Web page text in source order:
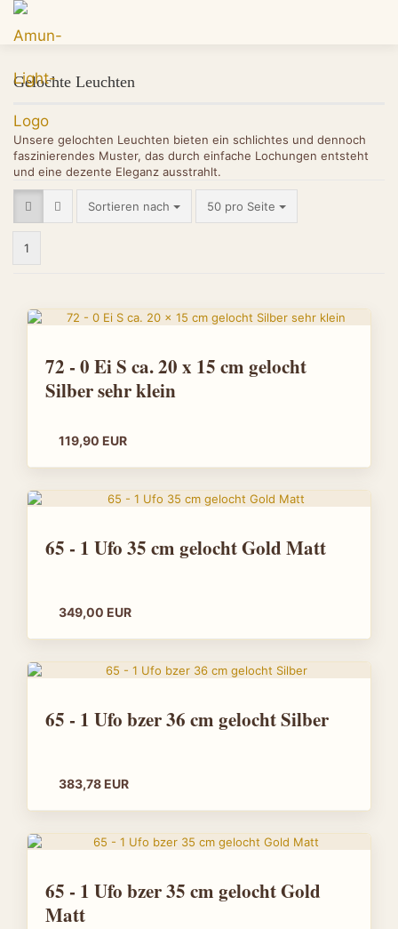
Gelochte Leuchten
Unsere gelochten Leuchten bieten ein schlichtes und dennoch
faszinierendes Muster, das durch einfache Lochungen entsteht
und eine dezente Eleganz ausstrahlt.
Sortieren nach 50 pro Seite
1
72 - 0 Ei S ca. 20 x 15 cm gelocht
Silber sehr klein
119,90 EUR
65 - 1 Ufo 35 cm gelocht Gold Matt
349,00 EUR
65 - 1 Ufo bzer 36 cm gelocht Silber
383,78 EUR
65 - 1 Ufo bzer 35 cm gelocht Gold
Matt